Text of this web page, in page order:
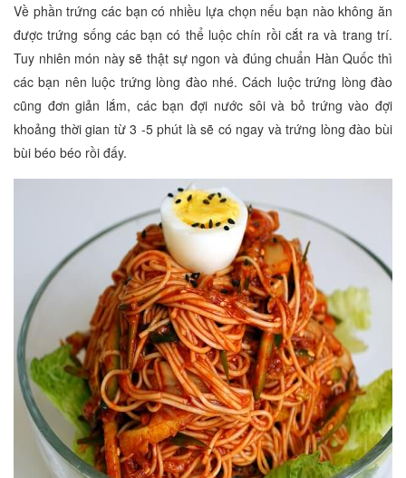
Về phần trứng các bạn có nhiều lựa chọn nếu bạn nào không ăn
được trứng sống các bạn có thể luộc chín rồi cắt ra và trang trí.
Tuy nhiên món này sẽ thật sự ngon và đúng chuẩn Hàn Quốc thì
các bạn nên luộc trứng lòng đào nhé. Cách luộc trứng lòng đào
cũng đơn giản lắm, các bạn đợi nước sôi và bỏ trứng vào đợi
khoảng thời gian từ 3 -5 phút là sẽ có ngay và trứng lòng đào bùi
bùi béo béo rồi đấy.